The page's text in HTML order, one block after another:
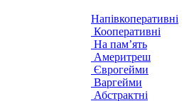
Напівкоперативні
Кооперативні
На пам’ять
Америтреш
Єврогейми
Варгейми
Абстрактні